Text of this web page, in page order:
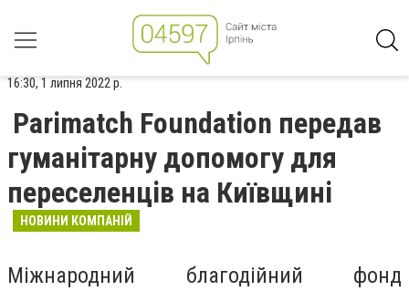
16:30, 1 липня 2022 р.
Parimatch Foundation передав
гуманітарну допомогу для
переселенців на Київщині
НОВИНИ КОМПАНІЙ
Міжнародний благодійний фонд